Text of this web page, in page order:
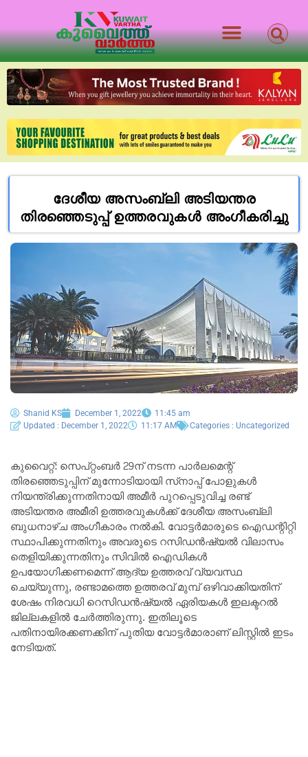
ദേശീയ അസംബ്ലി അടിയന്തര
തിരഞ്ഞെടുപ്പ് ഉത്തരവുകൾ അംഗീകരിച്ചു
Shanid KS December 1, 2022
11:45 am
Updated : December 1, 2022
11:17 AM Categories : Uncategorized
കുവൈറ്റ്: സെപ്‌റ്റംബർ 29ന് നടന്ന പാർലമെന്റ്
തിരഞ്ഞെടുപ്പിന് മുന്നോടിയായി സ്‌നാപ്പ് പോളുകൾ
നിയന്ത്രിക്കുന്നതിനായി അമീർ പുറപ്പെടുവിച്ച രണ്ട്
അടിയന്തര അമീരി ഉത്തരവുകൾക്ക് ദേശീയ അസംബ്ലി
ബുധനാഴ്ച അംഗീകാരം നൽകി. വോട്ടർമാരുടെ ഐഡന്റിറ്റി
സ്ഥാപിക്കുന്നതിനും അവരുടെ റസിഡൻഷ്യൽ വിലാസം
തെളിയിക്കുന്നതിനും സിവിൽ ഐഡികൾ
ഉപയോഗിക്കണമെന്ന് ആദ്യ ഉത്തരവ് വ്യവസ്ഥ
ചെയ്യുന്നു, രണ്ടാമത്തെ ഉത്തരവ് മുമ്പ് ഒഴിവാക്കിയതിന്
ശേഷം നിരവധി റെസിഡൻഷ്യൽ ഏരിയകൾ ഇലക്ടറൽ
ജില്ലകളിൽ ചേർത്തിരുന്നു. ഇതിലൂടെ
പതിനായിരക്കണക്കിന് പുതിയ വോട്ടർമാരാണ് ലിസ്റ്റിൽ ഇടം
നേടിയത്.